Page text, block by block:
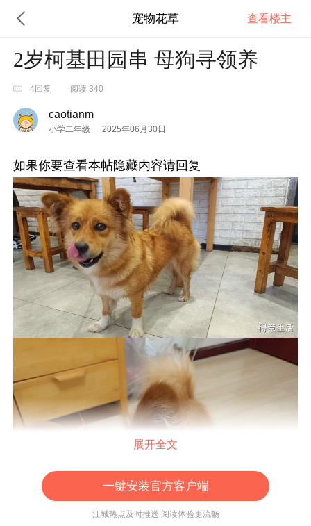
宠物花草 查看楼主
2岁柯基田园串 母狗寻领养
4回复 阅读 340
caotianm
小学二年级 2025年06月30日
如果你要查看本帖隐藏内容请回复
展开全文
一键安装官方客户端
江城热点及时推送 阅读体验更流畅